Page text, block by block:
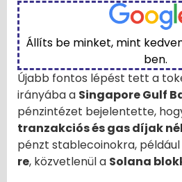
Állíts be minket, mint
ben.
Újabb fontos lépést tett a
irányába a Singapore Gulf
pénzintézet bejelentette,
tranzakciós és gas díjak
pénzt stablecoinokra, például
re, közvetlenül a Solana